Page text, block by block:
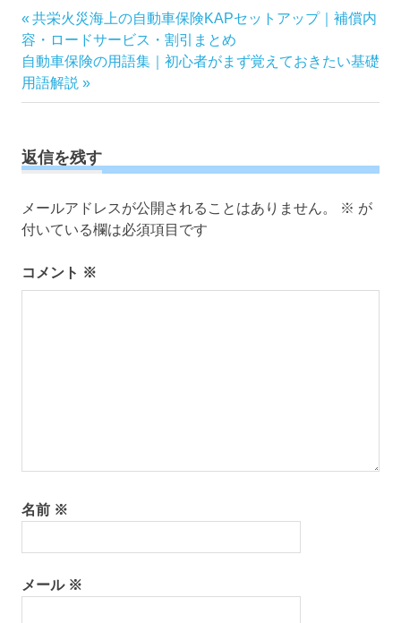
投
稿
ナ
ビ
シ
ン
前
の
記
事:
共栄火災海上の自動車保険KAPセットアップ｜補償内
容・ロードサービス・割引まとめ
次
の
記
自動車保険の用語集｜初心者がまず覚えておきたい基礎
用語解説
返信を残す
メールアドレスが公開されることはありません。 ※ が
付いている欄は必須項目です
コメント ※
名前 ※
メール ※